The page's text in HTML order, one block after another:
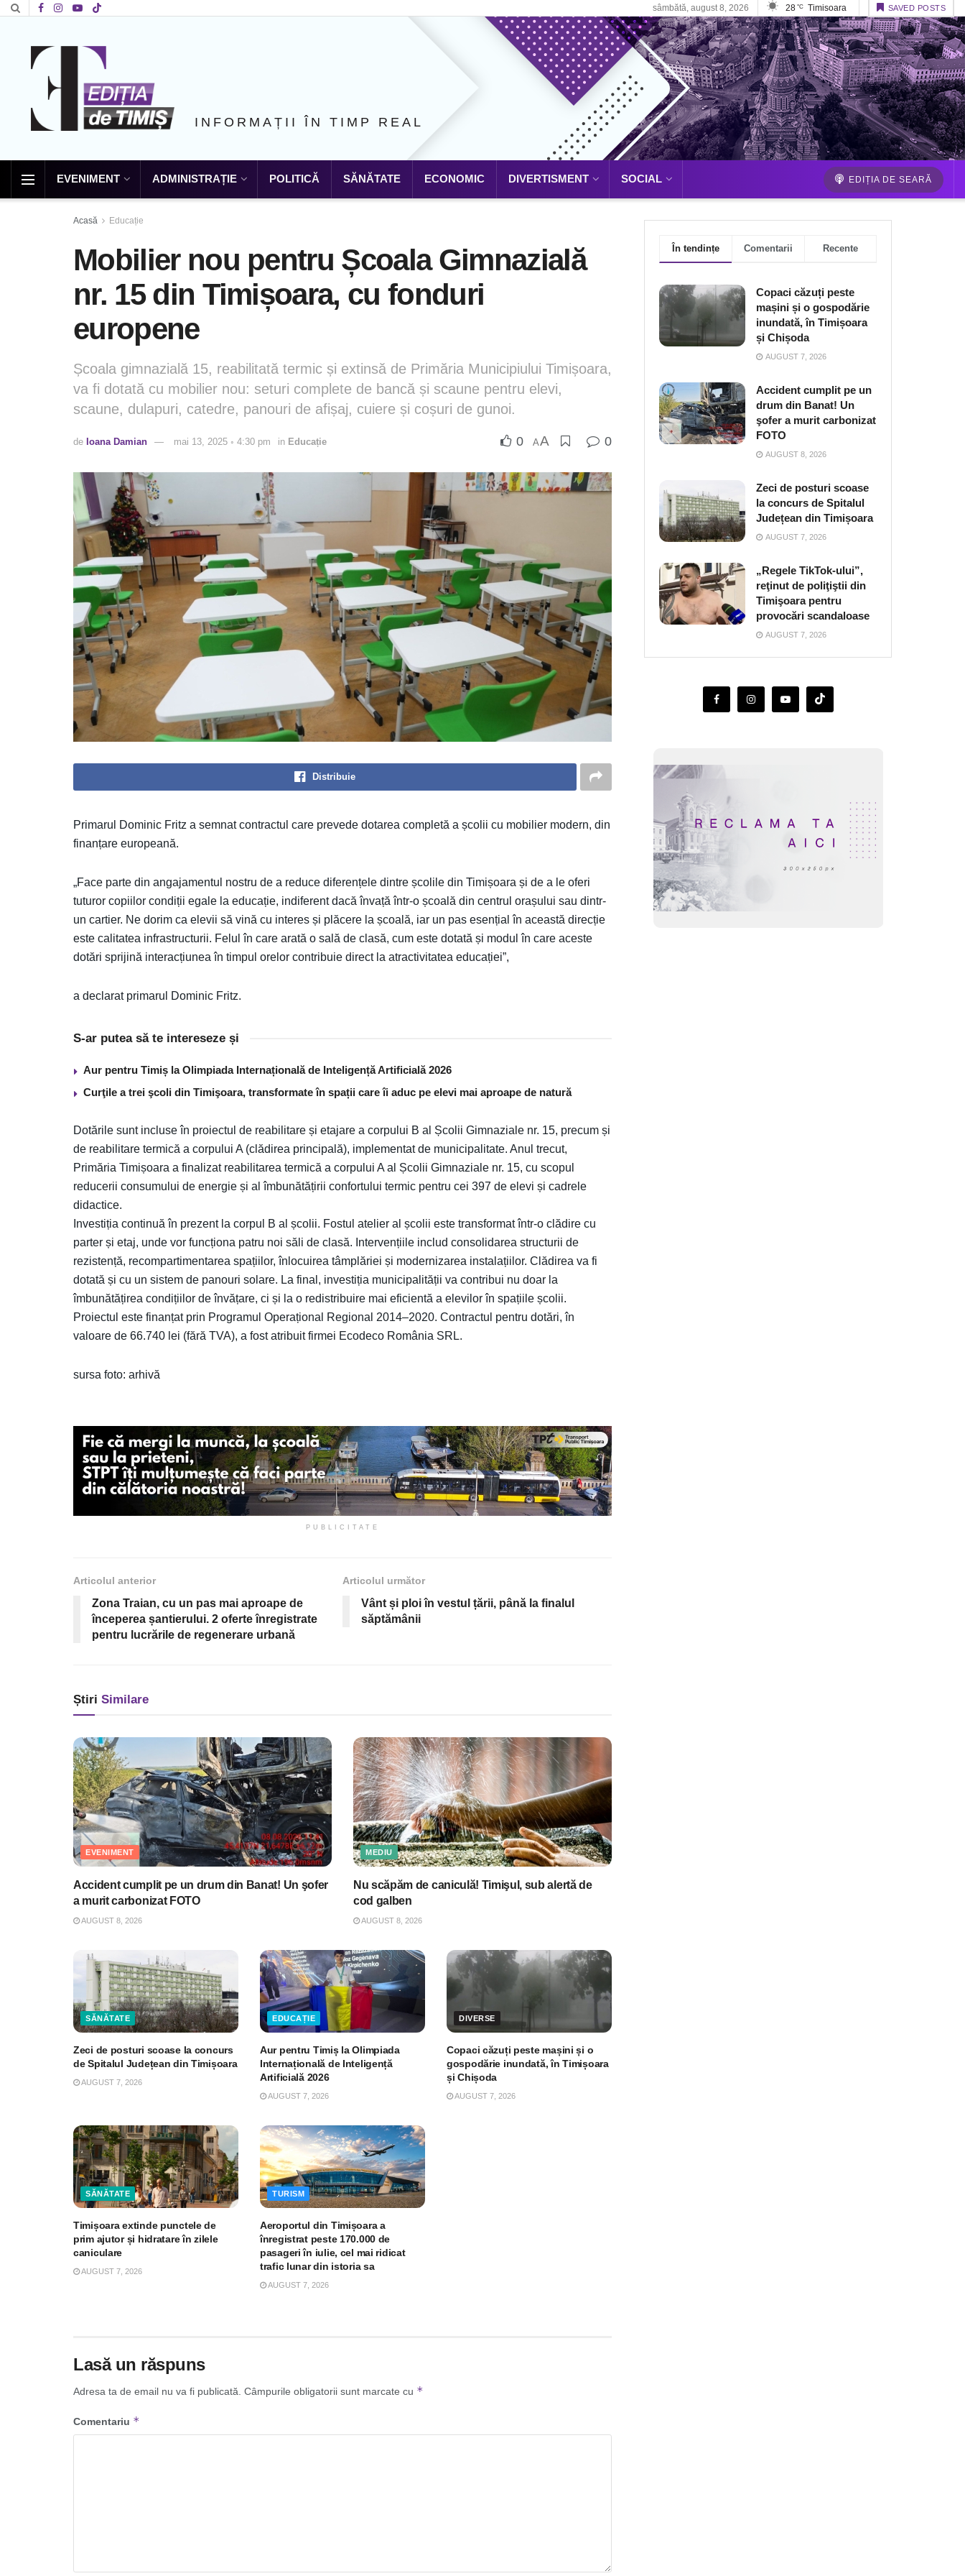
sâmbătă, august 8, 2026 28 °C Timisoara SAVED POSTS
INFORMAȚII ÎN TIMP REAL
EVENIMENT ADMINISTRAȚIE POLITICĂ SĂNĂTATE ECONOMIC DIVERTISMENT SOCIAL EDIȚIA DE SEARĂ
Acasă Educație
Mobilier nou pentru Școala Gimnazială
nr. 15 din Timișoara, cu fonduri
europene
Școala gimnazială 15, reabilitată termic și extinsă de Primăria Municipiului Timișoara,
va fi dotată cu mobilier nou: seturi complete de bancă și scaune pentru elevi,
scaune, dulapuri, catedre, panouri de afișaj, cuiere și coșuri de gunoi.
de Ioana Damian mai 13, 2025 ◦ 4:30 pm in Educație 0 AA 0
Distribuie
Primarul Dominic Fritz a semnat contractul care prevede dotarea completă a școlii cu mobilier modern, din
finanțare europeană.
„Face parte din angajamentul nostru de a reduce diferențele dintre școlile din Timișoara și de a le oferi
tuturor copiilor condiții egale la educație, indiferent dacă învață într-o școală din centrul orașului sau dintr-
un cartier. Ne dorim ca elevii să vină cu interes și plăcere la școală, iar un pas esențial în această direcție
este calitatea infrastructurii. Felul în care arată o sală de clasă, cum este dotată și modul în care aceste
dotări sprijină interacțiunea în timpul orelor contribuie direct la atractivitatea educației”,
a declarat primarul Dominic Fritz.
S-ar putea să te intereseze și
Aur pentru Timiș la Olimpiada Internațională de Inteligență Artificială 2026
Curţile a trei şcoli din Timişoara, transformate în spații care îi aduc pe elevi mai aproape de natură
Dotările sunt incluse în proiectul de reabilitare și etajare a corpului B al Școlii Gimnaziale nr. 15, precum și
de reabilitare termică a corpului A (clădirea principală), implementat de municipalitate. Anul trecut,
Primăria Timișoara a finalizat reabilitarea termică a corpului A al Școlii Gimnaziale nr. 15, cu scopul
reducerii consumului de energie și al îmbunătățirii confortului termic pentru cei 397 de elevi și cadrele
didactice.
Investiția continuă în prezent la corpul B al școlii. Fostul atelier al școlii este transformat într-o clădire cu
parter și etaj, unde vor funcționa patru noi săli de clasă. Intervențiile includ consolidarea structurii de
rezistență, recompartimentarea spațiilor, înlocuirea tâmplăriei și modernizarea instalațiilor. Clădirea va fi
dotată și cu un sistem de panouri solare. La final, investiția municipalității va contribui nu doar la
îmbunătățirea condițiilor de învățare, ci și la o redistribuire mai eficientă a elevilor în spațiile școlii.
Proiectul este finanțat prin Programul Operațional Regional 2014–2020. Contractul pentru dotări, în
valoare de 66.740 lei (fără TVA), a fost atribuit firmei Ecodeco România SRL.
sursa foto: arhivă
PUBLICITATE
Articolul anterior
Zona Traian, cu un pas mai aproape de
începerea șantierului. 2 oferte înregistrate
pentru lucrările de regenerare urbană
Articolul următor
Vânt și ploi în vestul țării, până la finalul
săptămânii
Știri Similare
EVENIMENT
Accident cumplit pe un drum din Banat! Un şofer
a murit carbonizat FOTO
AUGUST 8, 2026
MEDIU
Nu scăpăm de caniculă! Timişul, sub alertă de
cod galben
AUGUST 8, 2026
SĂNĂTATE
Zeci de posturi scoase la concurs
de Spitalul Județean din Timișoara
AUGUST 7, 2026
EDUCAȚIE
Aur pentru Timiș la Olimpiada
Internațională de Inteligență
Artificială 2026
AUGUST 7, 2026
DIVERSE
Copaci căzuți peste mașini și o
gospodărie inundată, în Timișoara
și Chișoda
AUGUST 7, 2026
SĂNĂTATE
Timișoara extinde punctele de
prim ajutor și hidratare în zilele
caniculare
AUGUST 7, 2026
TURISM
Aeroportul din Timișoara a
înregistrat peste 170.000 de
pasageri în iulie, cel mai ridicat
trafic lunar din istoria sa
AUGUST 7, 2026
Lasă un răspuns
Adresa ta de email nu va fi publicată. Câmpurile obligatorii sunt marcate cu *
Comentariu *
În tendințe Comentarii Recente
Copaci căzuți peste
mașini și o gospodărie
inundată, în Timișoara
și Chișoda
AUGUST 7, 2026
Accident cumplit pe un
drum din Banat! Un
şofer a murit carbonizat
FOTO
AUGUST 8, 2026
Zeci de posturi scoase
la concurs de Spitalul
Județean din Timișoara
AUGUST 7, 2026
„Regele TikTok-ului”,
reţinut de poliţiştii din
Timişoara pentru
provocări scandaloase
AUGUST 7, 2026